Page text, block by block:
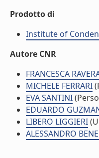
Prodotto di
Institute of
Autore CNR
FRANCESCA
MICHELE FERRARI
EVA SANTINI
EDUARDO
LIBERO LIGGIERI
ALESSANDRO